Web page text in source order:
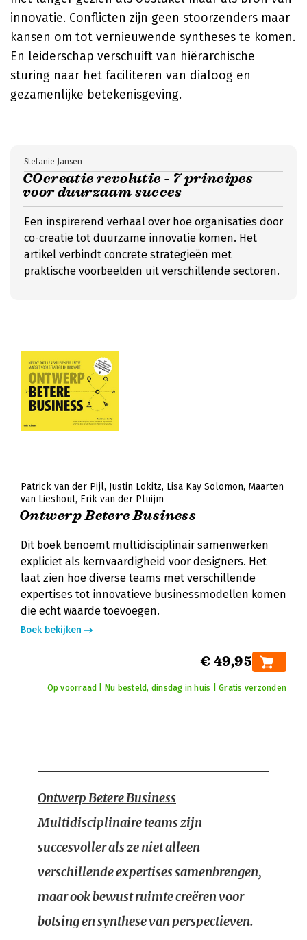
innovatie. Conflicten zijn geen stoorzenders maar
kansen om tot vernieuwende syntheses te komen.
En leiderschap verschuift van hiërarchische
sturing naar het faciliteren van dialoog en
gezamenlijke betekenisgeving.
COcreatie revolutie - 7 principes
voor duurzaam succes
Stefanie Jansen
Een inspirerend verhaal over hoe organisaties door
co-creatie tot duurzame innovatie komen. Het
artikel verbindt concrete strategieën met
praktische voorbeelden uit verschillende sectoren.
Patrick van der Pijl Justin Lokitz Lisa Kay Solomon Maarten
van Lieshout Erik van der Pluijm
Ontwerp Betere Business
Dit boek benoemt multidisciplinair samenwerken
expliciet als kernvaardigheid voor designers. Het
laat zien hoe diverse teams met verschillende
expertises tot innovatieve businessmodellen komen
die echt waarde toevoegen.
Boek bekijken
€ 49,95
Op voorraad | Nu besteld, dinsdag in huis | Gratis verzonden
Ontwerp Betere Business
Multidisciplinaire teams zijn
succesvoller als ze niet alleen
verschillende expertises samenbrengen,
maar ook bewust ruimte creëren voor
botsing en synthese van perspectieven.